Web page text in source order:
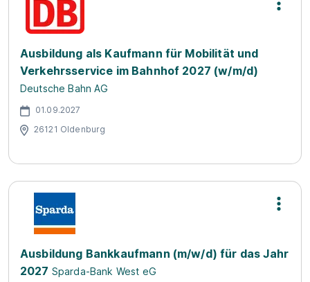
Ausbildung als Kaufmann für Mobilität und
Verkehrsservice im Bahnhof 2027 (w/m/d)
Deutsche Bahn AG
01.09.2027
26121 Oldenburg
Ausbildung Bankkaufmann (m/w/d) für das Jahr
2027 Sparda-Bank West eG